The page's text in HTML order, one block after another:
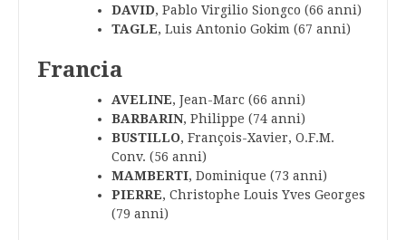
DAVID, Pablo Virgilio Siongco (66 anni)
TAGLE, Luis Antonio Gokim (67 anni)
Francia
AVELINE, Jean-Marc (66 anni)
BARBARIN, Philippe (74 anni)
BUSTILLO, François-Xavier, O.F.M.
Conv. (56 anni)
MAMBERTI, Dominique (73 anni)
PIERRE, Christophe Louis Yves Georges
(79 anni)